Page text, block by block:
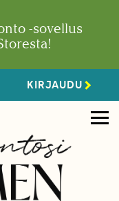
-sovellus
KIRJAUDU